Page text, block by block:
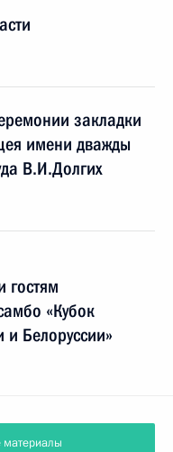
закладки
имени дважды
В.И.Долгих
гостям
«Кубок
и Белоруссии»